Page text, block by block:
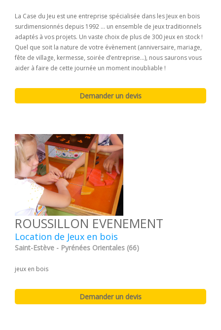
La Case du Jeu est une entreprise spécialisée dans les Jeux en bois
surdimensionnés depuis 1992 ... un ensemble de jeux traditionnels
adaptés à vos projets. Un vaste choix de plus de 300 jeux en stock !
Quel que soit la nature de votre évènement (anniversaire, mariage,
fête de village, kermesse, soirée d’entreprise…), nous saurons vous
aider à faire de cette journée un moment inoubliable !
ROUSSILLON EVENEMENT
Location de Jeux en bois
Saint-Estève - Pyrénées Orientales (66)
jeux en bois